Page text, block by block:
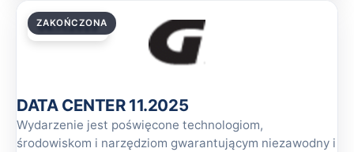
06.11.2025
ZAKOŃCZONA
DATA CENTER 11.2025
Wydarzenie jest poświęcone technologiom,
środowiskom i narzędziom gwarantującym niezawodny i